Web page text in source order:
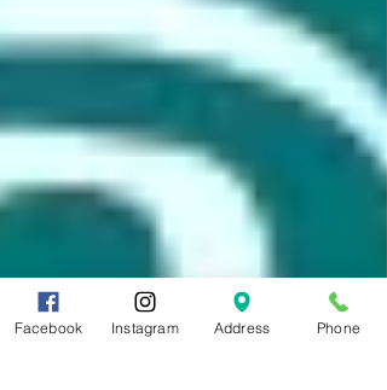
Facebook Instagram Address Phone